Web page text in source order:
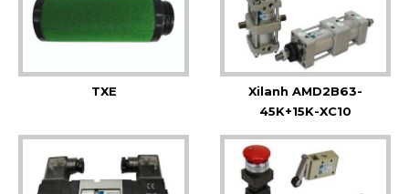
TXE
Xilanh AMD2B63-
45K+15K-XC10